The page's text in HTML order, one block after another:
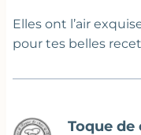
Elles ont l’air
pour tes belles
Toque de